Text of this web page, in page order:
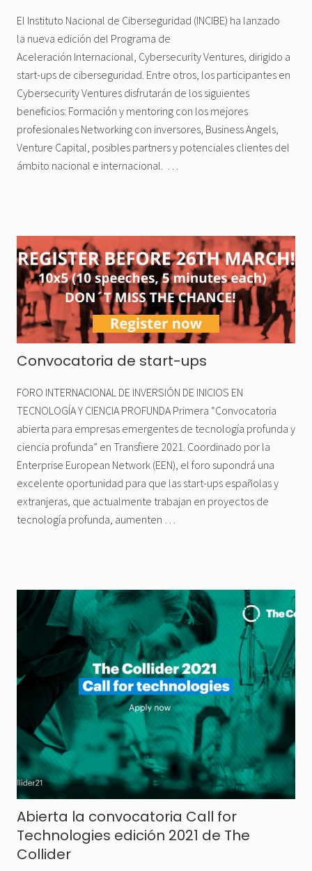
El Instituto Nacional de Ciberseguridad (INCIBE) ha lanzado
la nueva edición del Programa de
Aceleración Internacional, Cybersecurity Ventures, dirigido a
start-ups de ciberseguridad. Entre otros, los participantes en
Cybersecurity Ventures disfrutarán de los siguientes
beneficios: Formación y mentoring con los mejores
profesionales Networking con inversores, Business Angels,
Venture Capital, posibles partners y potenciales clientes del
ámbito nacional e internacional. …
Convocatoria de start-ups
FORO INTERNACIONAL DE INVERSIÓN DE INICIOS EN
TECNOLOGÍA Y CIENCIA PROFUNDA Primera “Convocatoria
abierta para empresas emergentes de tecnología profunda y
ciencia profunda” en Transfiere 2021. Coordinado por la
Enterprise European Network (EEN), el foro supondrá una
excelente oportunidad para que las start-ups españolas y
extranjeras, que actualmente trabajan en proyectos de
tecnología profunda, aumenten …
Abierta la convocatoria Call for
Technologies edición 2021 de The
Collider